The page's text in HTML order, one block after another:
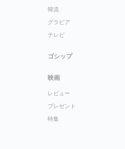
韓流
グラビア
テレビ
ゴシップ
映画
レビュー
プレゼント
特集